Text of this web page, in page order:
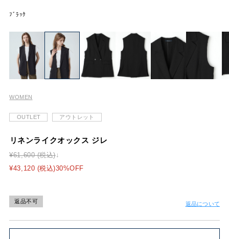
ﾌﾞﾗｯｸ
WOMEN
OUTLET アウトレット
リネンライクオックス ジレ
¥61,600 (税込)
¥43,120 (税込)30%OFF
返品不可 返品について